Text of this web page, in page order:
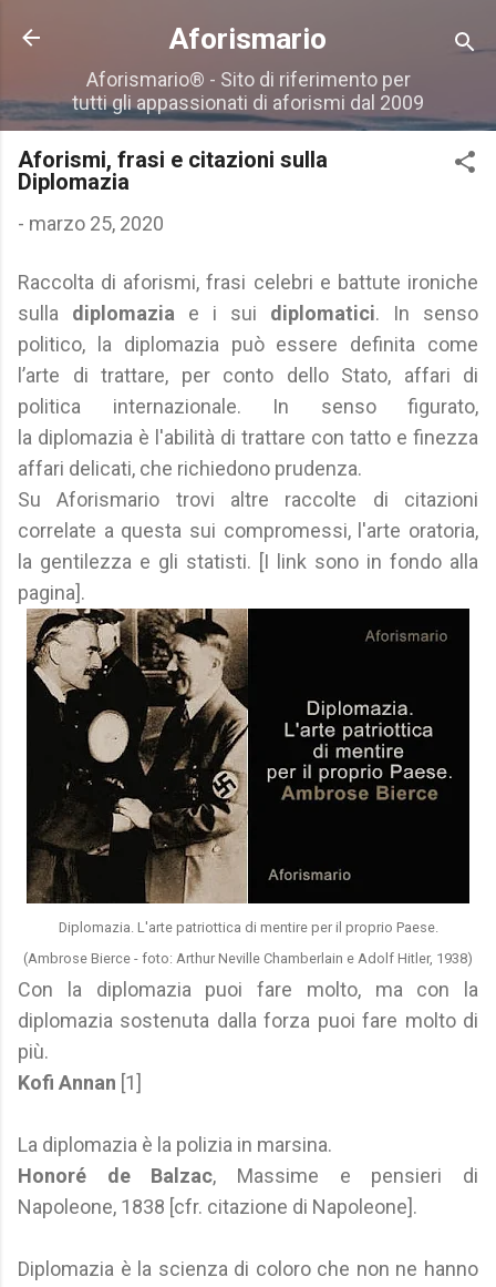
Passa ai contenuti principali
Aforismario
Aforismario® - Sito di riferimento per
tutti gli appassionati di aforismi dal 2009
Aforismi, frasi e citazioni sulla
Diplomazia
- marzo 25, 2020
Raccolta di aforismi, frasi celebri e battute ironiche
sulla diplomazia e i sui diplomatici. In senso
politico, la diplomazia può essere definita come
l’arte di trattare, per conto dello Stato, affari di
politica internazionale. In senso figurato,
la diplomazia è l'abilità di trattare con tatto e finezza
affari delicati, che richiedono prudenza.
Su Aforismario trovi altre raccolte di citazioni
correlate a questa sui compromessi, l'arte oratoria,
la gentilezza e gli statisti. [I link sono in fondo alla
pagina].
Diplomazia. L'arte patriottica di mentire per il proprio Paese.
(Ambrose Bierce - foto: Arthur Neville Chamberlain e Adolf Hitler, 1938)
Con la diplomazia puoi fare molto, ma con la
diplomazia sostenuta dalla forza puoi fare molto di
più.
Kofi Annan [1]
La diplomazia è la polizia in marsina.
Honoré de Balzac, Massime e pensieri di
Napoleone, 1838 [cfr. citazione di Napoleone].
Diplomazia è la scienza di coloro che non ne hanno